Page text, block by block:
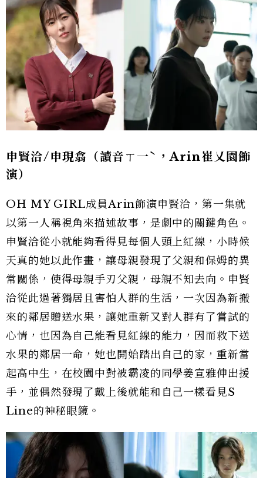
申賢洽/申現翕（讀音ㄒ一ˋ，Arin崔乂園飾
演）
OH MY GIRL成員Arin飾演申賢洽，第一集就
以第一人稱視角來描述故事，是劇中的關鍵角色。
申賢洽從小就能夠看得見每個人頭上紅線，小時候
天真的她以此作畫，讓母親發現了父親和保姆的異
常關係，使得母親手刃父親，母親不知去向。申賢
洽從此過著獨居且害怕人群的生活，一次因為新搬
來的鄰居贈送水果，讓她重新又對人群有了嘗試的
心情，也因為自己能看見紅線的能力，因而救下送
水果的鄰居一命，她也開始踏出自己的家，重新當
起高中生，在校園中對被霸凌的同學姜宣雅伸出援
手，並偶然發現了戴上後就能和自己一樣看見S
Line的神秘眼鏡。